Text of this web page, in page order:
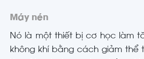
Máy nén
Nó là một thiết bị cơ học làm
không khí bằng cách giảm thể